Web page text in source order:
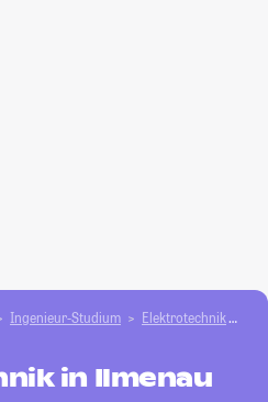
Ingenieur-Studium Elektrotechnik
in Ilmenau